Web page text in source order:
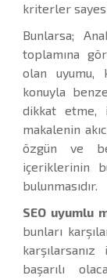
kriterler
Bunlarsa;
toplamına
olan uyumu,
konuyla
dikkat etme,
makalenin
özgün ve
içeriklerinin
bulunmasıdır.
SEO uyumlu
bunları
başarılı